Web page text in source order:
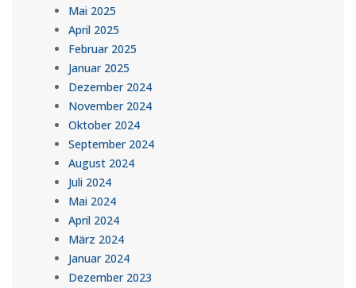
Mai 2025
April 2025
Februar 2025
Januar 2025
Dezember 2024
November 2024
Oktober 2024
September 2024
August 2024
Juli 2024
Mai 2024
April 2024
März 2024
Januar 2024
Dezember 2023